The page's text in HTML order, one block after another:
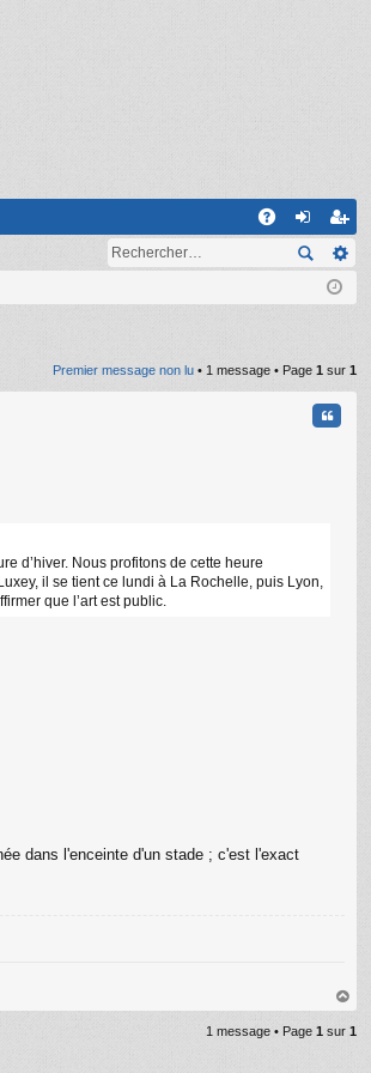
on ns
cri
Premier message non lu • 1 message • Page 1 sur 1
d’hiver. Nous profitons de cette heure
il se tient ce lundi à La Rochelle, puis Lyon,
que l’art est public.
dans l'enceinte d'un stade ; c'est l'exact
au
t
1 message • Page 1 sur 1